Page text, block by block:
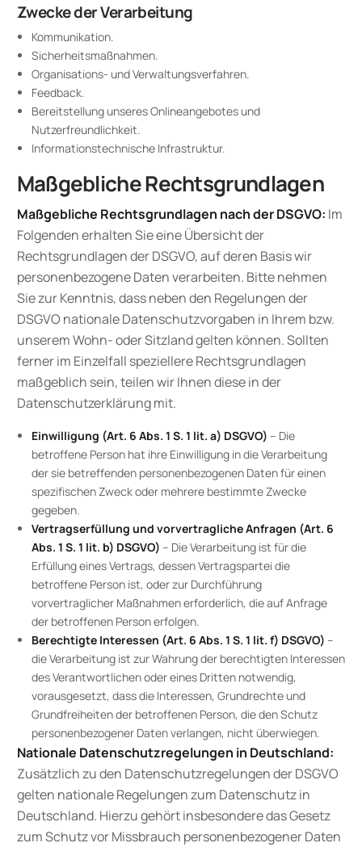
Zwecke der Verarbeitung
Kommunikation.
Sicherheitsmaßnahmen.
Organisations- und Verwaltungsverfahren.
Feedback.
Bereitstellung unseres Onlineangebotes und
Nutzerfreundlichkeit.
Informationstechnische Infrastruktur.
Maßgebliche Rechtsgrundlagen
Maßgebliche Rechtsgrundlagen nach der DSGVO: Im
Folgenden erhalten Sie eine Übersicht der
Rechtsgrundlagen der DSGVO, auf deren Basis wir
personenbezogene Daten verarbeiten. Bitte nehmen
Sie zur Kenntnis, dass neben den Regelungen der
DSGVO nationale Datenschutzvorgaben in Ihrem bzw.
unserem Wohn- oder Sitzland gelten können. Sollten
ferner im Einzelfall speziellere Rechtsgrundlagen
maßgeblich sein, teilen wir Ihnen diese in der
Datenschutzerklärung mit.
Einwilligung (Art. 6 Abs. 1 S. 1 lit. a) DSGVO) – Die
betroffene Person hat ihre Einwilligung in die Verarbeitung
der sie betreffenden personenbezogenen Daten für einen
spezifischen Zweck oder mehrere bestimmte Zwecke
gegeben.
Vertragserfüllung und vorvertragliche Anfragen (Art. 6
Abs. 1 S. 1 lit. b) DSGVO) – Die Verarbeitung ist für die
Erfüllung eines Vertrags, dessen Vertragspartei die
betroffene Person ist, oder zur Durchführung
vorvertraglicher Maßnahmen erforderlich, die auf Anfrage
der betroffenen Person erfolgen.
Berechtigte Interessen (Art. 6 Abs. 1 S. 1 lit. f) DSGVO) –
die Verarbeitung ist zur Wahrung der berechtigten Interessen
des Verantwortlichen oder eines Dritten notwendig,
vorausgesetzt, dass die Interessen, Grundrechte und
Grundfreiheiten der betroffenen Person, die den Schutz
personenbezogener Daten verlangen, nicht überwiegen.
Nationale Datenschutzregelungen in Deutschland:
Zusätzlich zu den Datenschutzregelungen der DSGVO
gelten nationale Regelungen zum Datenschutz in
Deutschland. Hierzu gehört insbesondere das Gesetz
zum Schutz vor Missbrauch personenbezogener Daten